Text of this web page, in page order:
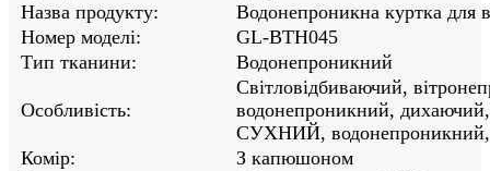
Назва продукту:
Водонепроникна куртка для
Номер моделі:
GL-BTH045
Тип тканини:
Водонепроникний
Особливість:
Світловідбиваючий,
водонепроникний,
СУХНИЙ, водонепроникний,
Комір:
З капюшоном